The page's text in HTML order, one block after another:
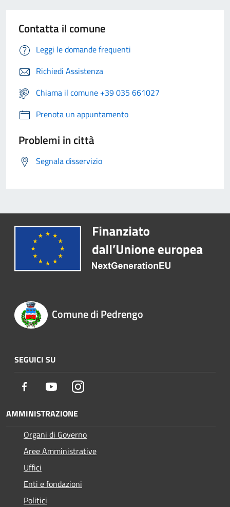
Contatta il comune
Leggi le domande frequenti
Richiedi Assistenza
Chiama il comune +39 035 661027
Prenota un appuntamento
Problemi in città
Segnala disservizio
Comune di Pedrengo
SEGUICI SU
Facebook YoutubeInstagram
AMMINISTRAZIONE
Organi di Governo
Aree Amministrative
Uffici
Enti e fondazioni
Politici